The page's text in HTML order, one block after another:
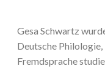
Gesa Schwartz
Deutsche
Fremdsprache